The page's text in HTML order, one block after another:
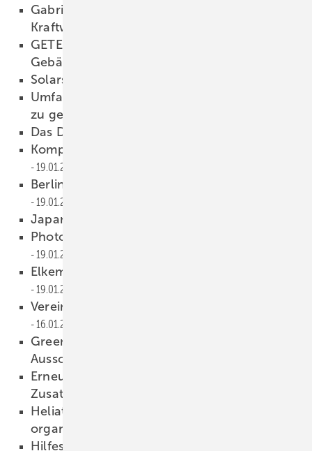
Gabriel beerdigt Kapazitätsmarkt für
Kraftwerke
GETEC: Wegweiser zum zukunftsfähigen
Gebäude
Solarstrom ist wettbewerbsfähig
Umfang für Ausschreibungen bei Solarparks
zu gering
Das Dreifachwindrad
Kompromiss beim Stromnetzausbau
19.01.2015
Berlin will Ausstieg aus der Braunkohle
19.01.2015
Japan installiert acht Gigawatt
Photovoltaikangebot steigt, Preise fallen
19.01.2015
Elkem-Gruppe übernimmt REC Solar
19.01.2015
Verein Energieavantgarde Anhalt gegründet
16.01.2015
Greenpeace Energy fordert Verzicht auf
Ausschreibungen
Erneuerbare verursachen wenig
Zusatzkosten
Heliatek bestückt Traglufthalle mit
organischen Solarfolien
Hilfestellung für Atomklage der Konzerne